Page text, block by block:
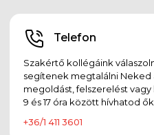
Telefon
Szakértő kollégáink
segítenek megtalálni Neked
megoldást, felszerelést
9 és 17 óra között hívhatod
+36/1 411 3601